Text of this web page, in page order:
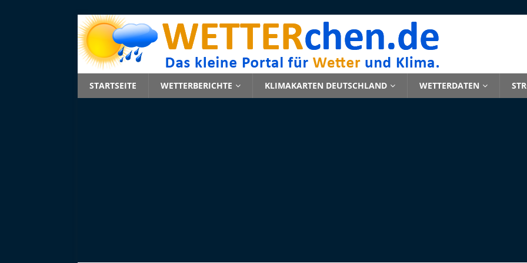
STARTSEITE WETTERBERICHTE KLIMAKARTEN DEUTSCHLAND WETTERDATEN